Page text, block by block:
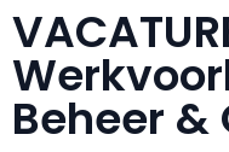
Beheer &